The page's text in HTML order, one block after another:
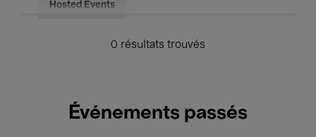
Hosted Events
0 résultats trouvés
Événements passés